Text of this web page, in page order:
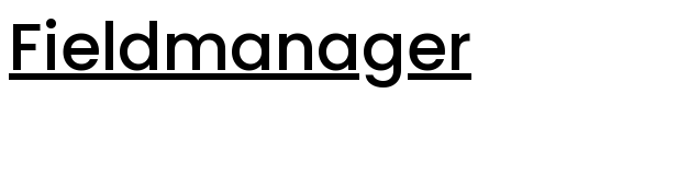
Fieldmanager